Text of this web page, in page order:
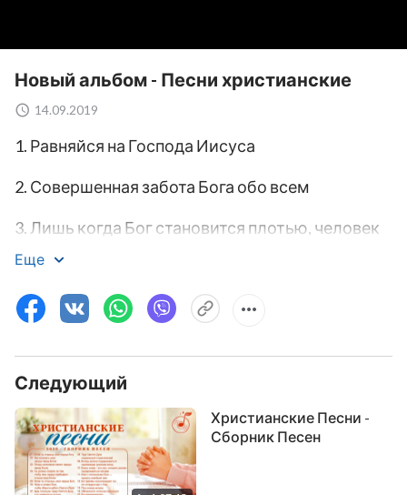
Новый альбом - Песни христианские
14.09.2019
1. Равняйся на Господа Иисуса
2. Совершенная забота Бога обо всем
3. Лишь когда Бог становится плотью, человек
может быть Его другом
4. Бог неприметно приходит к нам
6. Только воплощенный Бог может по-
настоящему спасти человечество
7. Воплощенный Бог безмолвно трудится,
чтобы спасти человека
Еще
Следующий
Христианские Песни -
Сборник Песен